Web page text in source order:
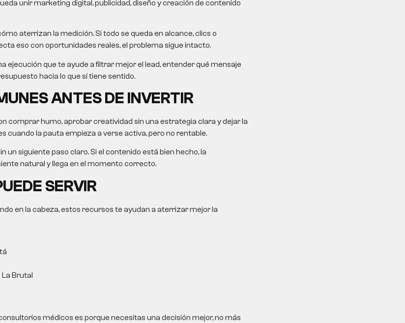
unir marketing digital, publicidad, diseño y creación de contenido
aterrizan la medición. Si todo se queda en alcance, clics o
eso con oportunidades reales, el problema sigue intacto.
ejecución que te ayude a filtrar mejor el lead, entender qué mensaje
hacia lo que sí tiene sentido.
ANTES DE INVERTIR
comprar humo, aprobar creatividad sin una estrategia clara y dejar la
cuando la pauta empieza a verse activa, pero no rentable.
un siguiente paso claro. Si el contenido está bien hecho, la
natural y llega en el momento correcto.
SERVIR
en la cabeza, estos recursos te ayudan a aterrizar mejor la
Brutal
médicos es porque necesitas una decisión mejor, no más